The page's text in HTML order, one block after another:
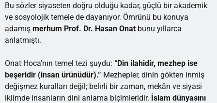
Bu sözler siyaseten doğru olduğu kadar, güçlü bir akademik
ve sosyolojik temele de dayanıyor. Ömrünü bu konuya
adamış merhum Prof. Dr. Hasan Onat bunu yıllarca
anlatmıştı.
Onat Hoca’nın temel tezi şuydu: “Din ilahidir, mezhep ise
beşeridir (insan ürünüdür).” Mezhepler, dinin gökten inmiş
değişmez kuralları değil; belirli bir zaman, mekân ve siyasi
iklimde insanların dini anlama biçimleridir. İslam dünyasını